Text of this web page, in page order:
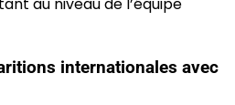
au niveau de l’équipe
internationales avec